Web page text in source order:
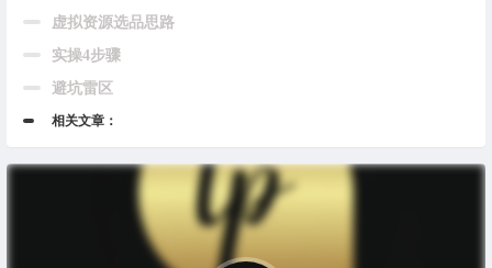
虚拟资源选品思路
实操4步骤
避坑雷区
相关文章：